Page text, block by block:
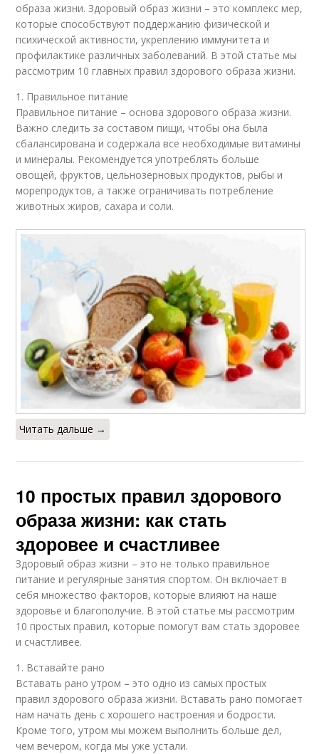
образа жизни. Здоровый образ жизни – это комплекс мер,
которые способствуют поддержанию физической и
психической активности, укреплению иммунитета и
профилактике различных заболеваний. В этой статье мы
рассмотрим 10 главных правил здорового образа жизни.
1. Правильное питание
Правильное питание – основа здорового образа жизни.
Важно следить за составом пищи, чтобы она была
сбалансирована и содержала все необходимые витамины
и минералы. Рекомендуется употреблять больше
овощей, фруктов, цельнозерновых продуктов, рыбы и
морепродуктов, а также ограничивать потребление
животных жиров, сахара и соли.
Читать дальше →
10 простых правил здорового
образа жизни: как стать
здоровее и счастливее
Здоровый образ жизни – это не только правильное
питание и регулярные занятия спортом. Он включает в
себя множество факторов, которые влияют на наше
здоровье и благополучие. В этой статье мы рассмотрим
10 простых правил, которые помогут вам стать здоровее
и счастливее.
1. Вставайте рано
Вставать рано утром – это одно из самых простых
правил здорового образа жизни. Вставать рано помогает
нам начать день с хорошего настроения и бодрости.
Кроме того, утром мы можем выполнить больше дел,
чем вечером, когда мы уже устали.